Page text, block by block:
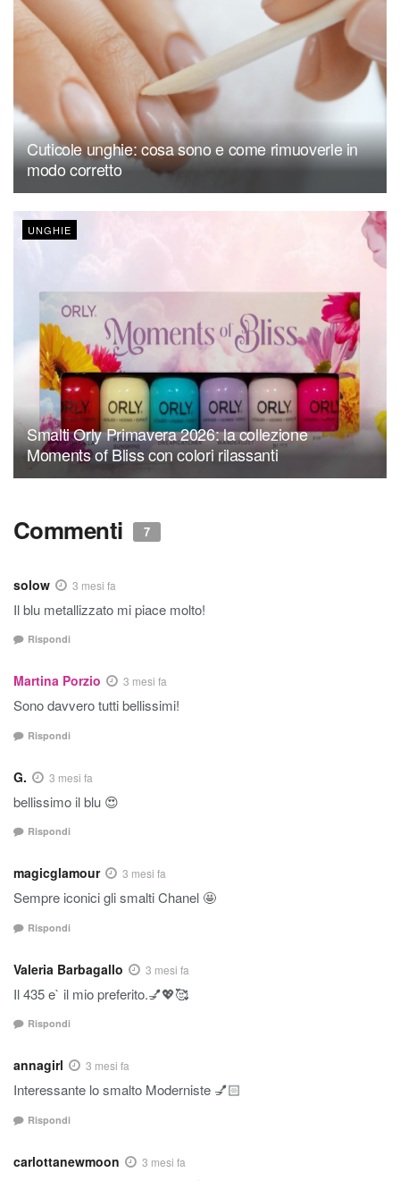
Cuticole unghie: cosa sono e come rimuoverle in
modo corretto
UNGHIE
Smalti Orly Primavera 2026: la collezione
Moments of Bliss con colori rilassanti
Commenti 7
solow 3 mesi fa
Il blu metallizzato mi piace molto!
Rispondi
Martina Porzio 3 mesi fa
Sono davvero tutti bellissimi!
Rispondi
G. 3 mesi fa
bellissimo il blu 😍
Rispondi
magicglamour 3 mesi fa
Sempre iconici gli smalti Chanel 🤩
Rispondi
Valeria Barbagallo 3 mesi fa
Il 435 e` il mio preferito.💅💖🥰
Rispondi
annagirl 3 mesi fa
Interessante lo smalto Moderniste 💅🏻
Rispondi
carlottanewmoon 3 mesi fa